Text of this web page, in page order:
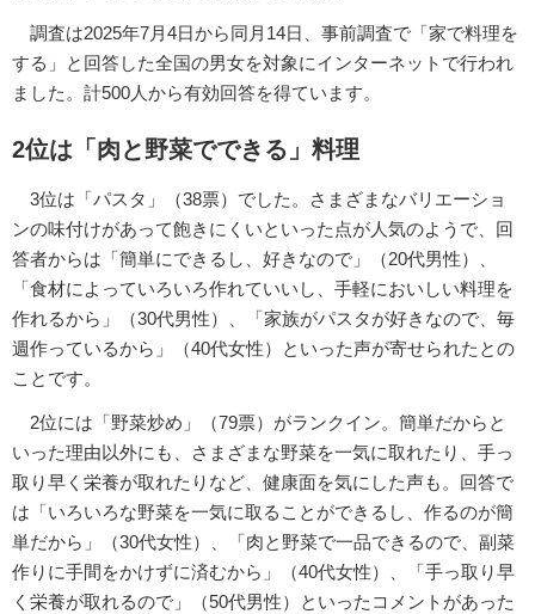
調査は2025年7月4日から同月14日、事前調査で「家で料理を
する」と回答した全国の男女を対象にインターネットで行われ
ました。計500人から有効回答を得ています。
2位は「肉と野菜でできる」料理
3位は「パスタ」（38票）でした。さまざまなバリエーショ
ンの味付けがあって飽きにくいといった点が人気のようで、回
答者からは「簡単にできるし、好きなので」（20代男性）、
「食材によっていろいろ作れていいし、手軽においしい料理を
作れるから」（30代男性）、「家族がパスタが好きなので、毎
週作っているから」（40代女性）といった声が寄せられたとの
ことです。
2位には「野菜炒め」（79票）がランクイン。簡単だからと
いった理由以外にも、さまざまな野菜を一気に取れたり、手っ
取り早く栄養が取れたりなど、健康面を気にした声も。回答で
は「いろいろな野菜を一気に取ることができるし、作るのが簡
単だから」（30代女性）、「肉と野菜で一品できるので、副菜
作りに手間をかけずに済むから」（40代女性）、「手っ取り早
く栄養が取れるので」（50代男性）といったコメントがあった